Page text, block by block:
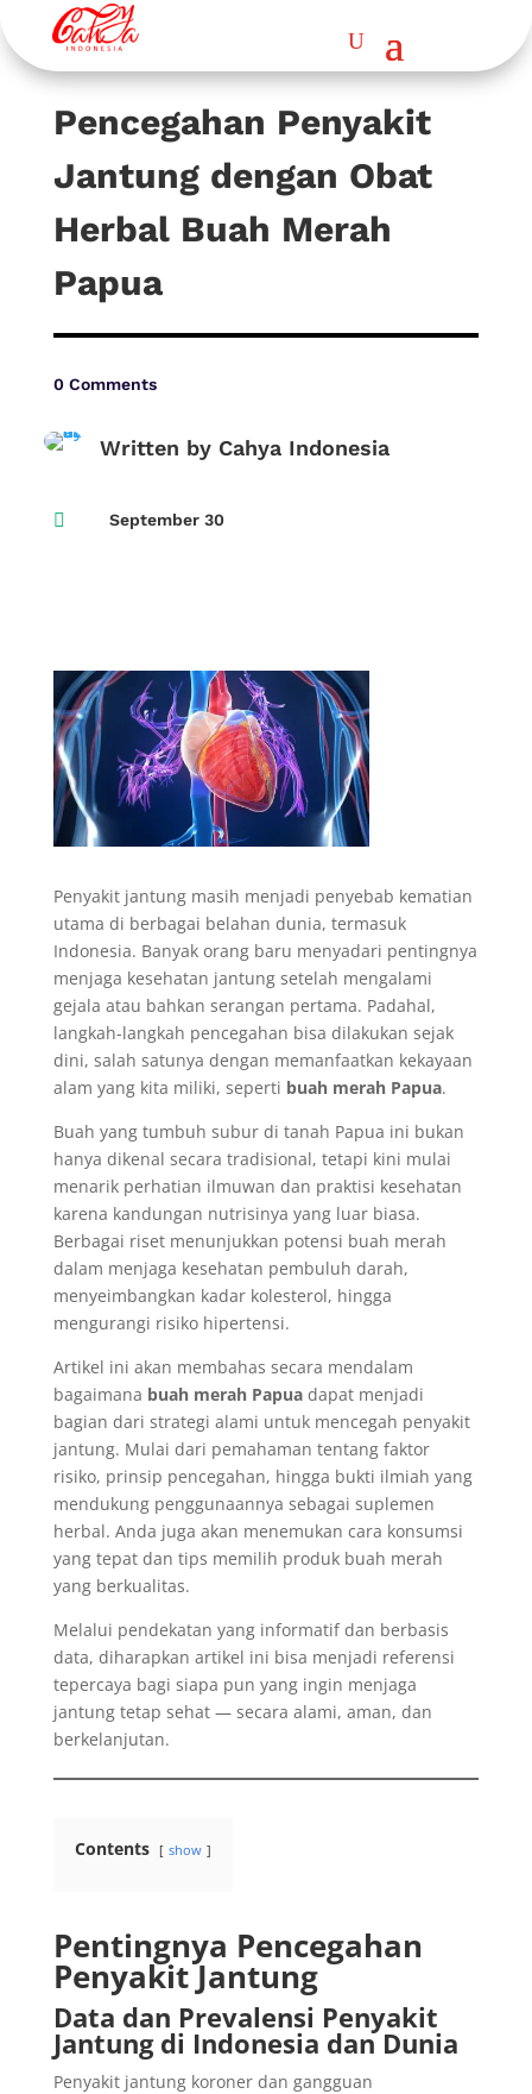
Pencegahan Penyakit
Jantung dengan Obat
Herbal Buah Merah
Papua
0 Comments
Written by Cahya Indonesia
 September 30
Penyakit jantung masih menjadi penyebab kematian
utama di berbagai belahan dunia, termasuk
Indonesia. Banyak orang baru menyadari pentingnya
menjaga kesehatan jantung setelah mengalami
gejala atau bahkan serangan pertama. Padahal,
langkah-langkah pencegahan bisa dilakukan sejak
dini, salah satunya dengan memanfaatkan kekayaan
alam yang kita miliki, seperti buah merah Papua.
Buah yang tumbuh subur di tanah Papua ini bukan
hanya dikenal secara tradisional, tetapi kini mulai
menarik perhatian ilmuwan dan praktisi kesehatan
karena kandungan nutrisinya yang luar biasa.
Berbagai riset menunjukkan potensi buah merah
dalam menjaga kesehatan pembuluh darah,
menyeimbangkan kadar kolesterol, hingga
mengurangi risiko hipertensi.
Artikel ini akan membahas secara mendalam
bagaimana buah merah Papuadapat menjadi
bagian dari strategi alami untuk mencegah penyakit
jantung. Mulai dari pemahaman tentang faktor
risiko, prinsip pencegahan, hingga bukti ilmiah yang
mendukung penggunaannya sebagai suplemen
herbal. Anda juga akan menemukan cara konsumsi
yang tepat dan tips memilih produk buah merah
yang berkualitas.
Melalui pendekatan yang informatif dan berbasis
data, diharapkan artikel ini bisa menjadi referensi
tepercaya bagi siapa pun yang ingin menjaga
jantung tetap sehat — secara alami, aman, dan
berkelanjutan.
Contents show
Pentingnya Pencegahan
Penyakit Jantung
Data dan Prevalensi Penyakit
Jantung di Indonesia dan Dunia
Penyakit jantung koroner dan gangguan